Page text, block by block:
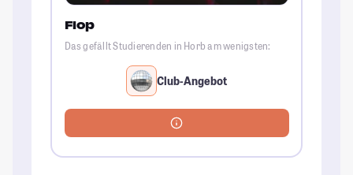
Flop
Das gefällt Studierenden in Horb am wenigsten:
Club-Angebot